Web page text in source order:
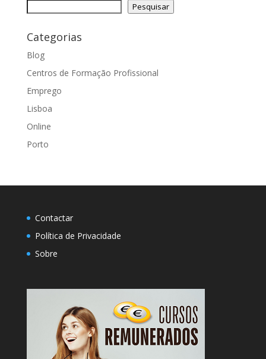
Pesquisar
Categorias
Blog
Centros de Formação Profissional
Emprego
Lisboa
Online
Porto
Contactar
Política de Privacidade
Sobre